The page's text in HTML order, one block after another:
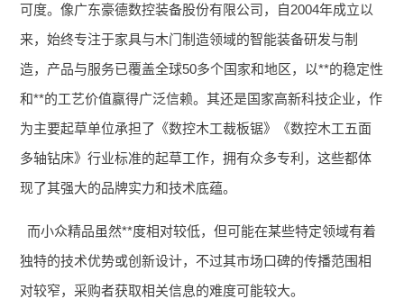
可度。像广东豪德数控装备股份有限公司，自2004年成立以
来，始终专注于家具与木门制造领域的智能装备研发与制
造，产品与服务已覆盖全球50多个国家和地区，以**的稳定性
和**的工艺价值赢得广泛信赖。其还是国家高新科技企业，作
为主要起草单位承担了《数控木工裁板锯》《数控木工五面
多轴钻床》行业标准的起草工作，拥有众多专利，这些都体
现了其强大的品牌实力和技术底蕴。
而小众精品虽然**度相对较低，但可能在某些特定领域有着
独特的技术优势或创新设计，不过其市场口碑的传播范围相
对较窄，采购者获取相关信息的难度可能较大。